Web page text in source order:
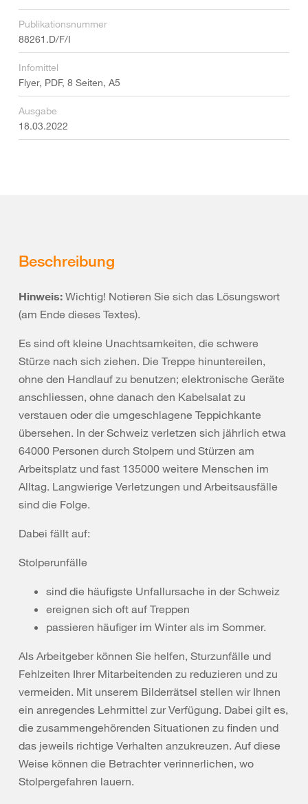
Publikationsnummer
88261.D/F/I
Infomittel
Flyer, PDF, 8 Seiten, A5
Ausgabe
18.03.2022
Beschreibung
Hinweis: Wichtig! Notieren Sie sich das Lösungswort
(am Ende dieses Textes).
Es sind oft kleine Unachtsamkeiten, die schwere
Stürze nach sich ziehen. Die Treppe hinuntereilen,
ohne den Handlauf zu benutzen; elektronische Geräte
anschliessen, ohne danach den Kabelsalat zu
verstauen oder die umgeschlagene Teppichkante
übersehen. In der Schweiz verletzen sich jährlich etwa
64000 Personen durch Stolpern und Stürzen am
Arbeitsplatz und fast 135000 weitere Menschen im
Alltag. Langwierige Verletzungen und Arbeitsausfälle
sind die Folge.
Dabei fällt auf:
Stolperunfälle
sind die häufigste Unfallursache in der Schweiz
ereignen sich oft auf Treppen
passieren häufiger im Winter als im Sommer.
Als Arbeitgeber können Sie helfen, Sturzunfälle und
Fehlzeiten Ihrer Mitarbeitenden zu reduzieren und zu
vermeiden. Mit unserem Bilderrätsel stellen wir Ihnen
ein anregendes Lehrmittel zur Verfügung. Dabei gilt es,
die zusammengehörenden Situationen zu finden und
das jeweils richtige Verhalten anzukreuzen. Auf diese
Weise können die Betrachter verinnerlichen, wo
Stolpergefahren lauern.